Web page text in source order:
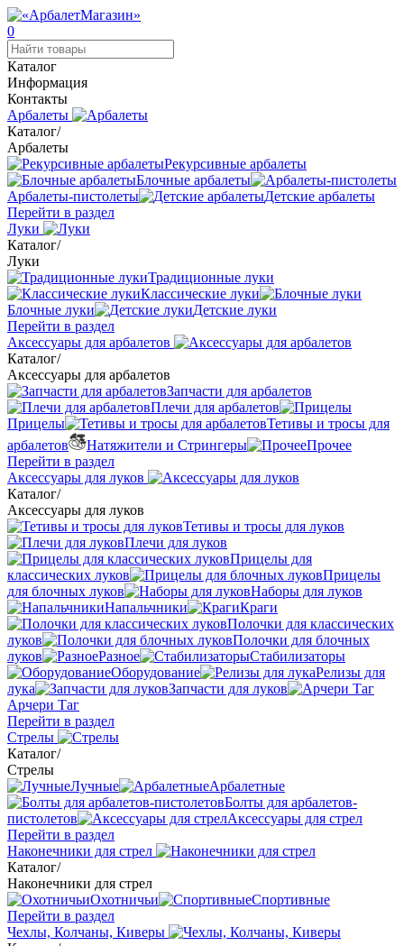
0
Каталог
Информация
Контакты
Арбалеты
Каталог/
Арбалеты
Рекурсивные арбалеты
Блочные арбалеты
Арбалеты-пистолеты
Детские арбалеты
Перейти в раздел
Луки
Каталог/
Луки
Традиционные луки
Классические луки
Блочные луки
Детские луки
Перейти в раздел
Аксессуары для арбалетов
Каталог/
Аксессуары для арбалетов
Запчасти для арбалетов
Плечи для арбалетов
Прицелы
Тетивы и тросы для
арбалетов
Натяжители и Стрингеры
Прочее
Перейти в раздел
Аксессуары для луков
Каталог/
Аксессуары для луков
Тетивы и тросы для луков
Плечи для луков
Прицелы для
классических луков
Прицелы
для блочных луков
Наборы для луков
Напальчники
Краги
Полочки для классических
луков
Полочки для блочных
луков
Разное
Стабилизаторы
Оборудование
Релизы для
лука
Запчасти для луков
Арчери Таг
Перейти в раздел
Стрелы
Каталог/
Стрелы
Лучные
Арбалетные
Болты для арбалетов-
пистолетов
Аксессуары для стрел
Перейти в раздел
Наконечники для стрел
Каталог/
Наконечники для стрел
Охотничьи
Спортивные
Перейти в раздел
Чехлы, Колчаны, Киверы